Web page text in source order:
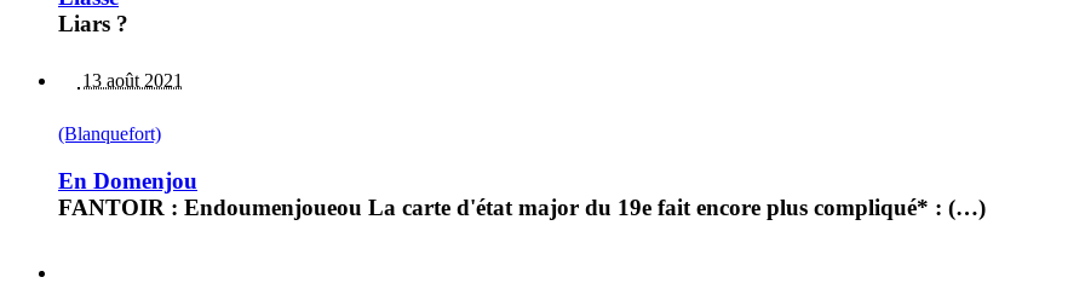
Liars ?
13 août 2021
(Blanquefort)
En Domenjou
FANTOIR : Endoumenjoueou La carte d'état major du 19e fait encore plus compliqué* : (…)